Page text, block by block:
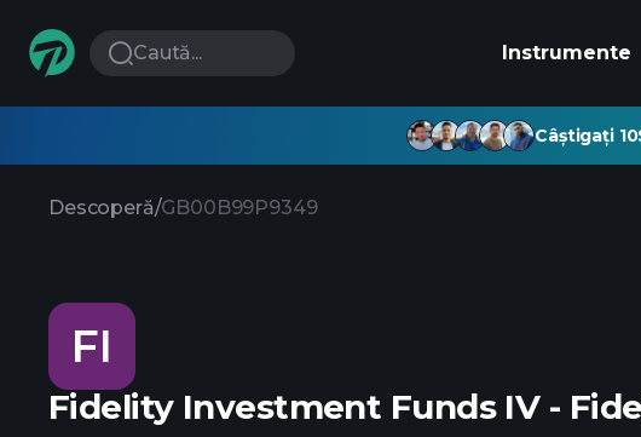
Caută... Instrumente
Câștigați
Descoperă/GB00B99P9349
FI